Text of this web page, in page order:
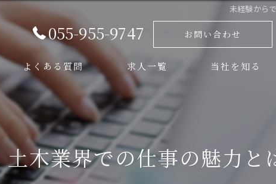
未経験から
055-955-9747 お問い合わせ
よくある質問 求人一覧 当社を知る
正社員
木業界での仕事の魅力と